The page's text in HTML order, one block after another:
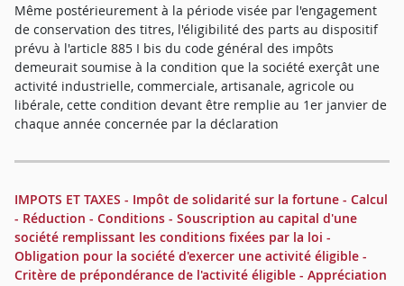
Même postérieurement à la période visée par l'engagement
de conservation des titres, l'éligibilité des parts au dispositif
prévu à l'article 885 I bis du code général des impôts
demeurait soumise à la condition que la société exerçât une
activité industrielle, commerciale, artisanale, agricole ou
libérale, cette condition devant être remplie au 1er janvier de
chaque année concernée par la déclaration
IMPOTS ET TAXES - Impôt de solidarité sur la fortune - Calcul
- Réduction - Conditions - Souscription au capital d'une
société remplissant les conditions fixées par la loi -
Obligation pour la société d'exercer une activité éligible -
Critère de prépondérance de l'activité éligible - Appréciation